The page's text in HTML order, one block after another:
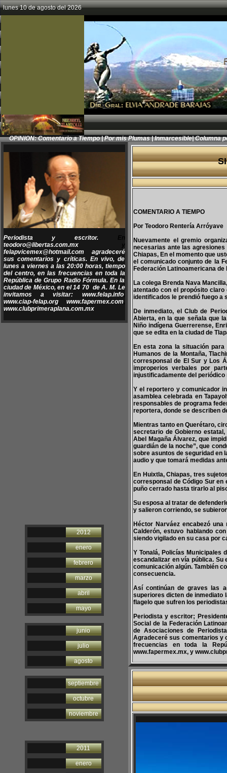
lunes 10 de agosto del 2026
OPINION:Comentario a Tiempo|Por mis Plumas|Inmarcesible|Columna
Periodista y escritor.
teodoro@libertas.com.mxy
felapvicemex@hotmail.com
agradeceré
sus comentarios y críticas. En vivo, de
lunes a viernes a las 20:00 horas, tiempo
del centro, en las frecuencias en toda la
República de Grupo Radio Fórmula. En la
ciudad de México, en el 14 70 de A. M. Le
invitamos a visitar: www.felap.info,
www.ciap-felap.org, www.fapermex.com,
www.clubprimeraplana.com.mx
2012
enero
febrero
marzo
abril
mayo
junio
julio
agosto
septiembre
octubre
noviembre
2011
enero
COMENTARIO A TIEMPO
Por Teodoro Rentería Arróyave
Nuevamente el gremio
necesarias ante las
Chiapas, En el momento que
el comunicado conjunto de la
Federación Latinoamericana
La colega Brenda Nava
atentado con el propósito
identificados le prendió fuego a
De inmediato, el Club de
Abierta, en la que señala que
Niño indígena Guerrerense,
que se edita en la ciudad de
En esta zona la situación
Humanos de la Montaña,
corresponsal de El Sur y Los
improperios verbales por
injustificadamente del periódico
Y el reportero y comunicador
asamblea celebrada en
responsables de programa
reportera, donde se describen
Mientras tanto en Querétaro,
secretario de Gobierno
Abel Magaña Álvarez, que
guardián de la noche”, que
sobre asuntos de seguridad en
audio y que tomará medidas
En Huixtla, Chiapas, tres
corresponsal de Código Sur en
puño cerrado hasta tirarlo al
Su esposa al tratar de
y salieron corriendo, se
Héctor Narváez encabezó
Calderón, estuvo hablando
siendo vigilado en su casa por
Y Tonalá, Policías Municipales
escandalizar en vía pública. Su
comunicación algún. También
consecuencia.
Así continúan de graves las
superiores dicten de inmediato
flagelo que sufren los
Periodista y escritor;
Social de la Federación
de Asociaciones de
Agradeceré sus comentarios y
frecuencias en toda la
www.fapermex.mx, y